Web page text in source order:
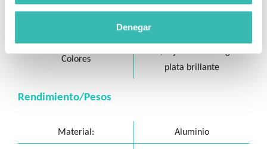
Denegar
Reclinación del respaldo: Opcional
Basculación de asiento:
Colores
Azul, rojo brillante o gris
plata brillante
Rendimiento/Pesos
Material: Aluminio